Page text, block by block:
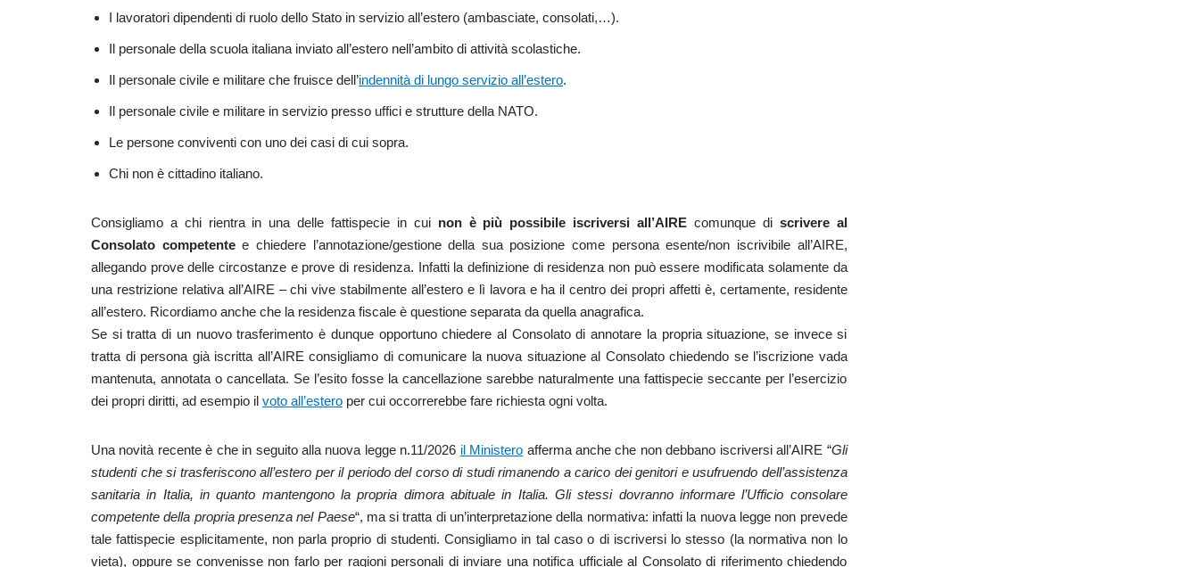
I lavoratori dipendenti di ruolo dello Stato in servizio all’estero (ambasciate, consolati,…).
Il personale della scuola italiana inviato all’estero nell’ambito di attività scolastiche.
Il personale civile e militare che fruisce dell’indennità di lungo servizio all’estero.
Il personale civile e militare in servizio presso uffici e strutture della NATO.
Le persone conviventi con uno dei casi di cui sopra.
Chi non è cittadino italiano.
Consigliamo a chi rientra in una delle fattispecie in cui non è più possibile iscriversi all’AIRE comunque di scrivere al
Consolato competentee chiedere l’annotazione/gestione della sua posizione come persona esente/non iscrivibile all’AIRE,
allegando prove delle circostanze e prove di residenza. Infatti la definizione di residenza non può essere modificata solamente da
una restrizione relativa all’AIRE – chi vive stabilmente all’estero e lì lavora e ha il centro dei propri affetti è, certamente, residente
all’estero. Ricordiamo anche che la residenza fiscale è questione separata da quella anagrafica.
Se si tratta di un nuovo trasferimento è dunque opportuno chiedere al Consolato di annotare la propria situazione, se invece si
tratta di persona già iscritta all’AIRE consigliamo di comunicare la nuova situazione al Consolato chiedendo se l’iscrizione vada
mantenuta, annotata o cancellata. Se l’esito fosse la cancellazione sarebbe naturalmente una fattispecie seccante per l’esercizio
dei propri diritti, ad esempio il voto all’estero per cui occorrerebbe fare richiesta ogni volta.
Una novità recente è che in seguito alla nuova legge n.11/2026 il Ministero afferma anche che non debbano iscriversi all’AIRE “Gli
studenti che si trasferiscono all’estero per il periodo del corso di studi rimanendo a carico dei genitori e usufruendo dell’assistenza
sanitaria in Italia, in quanto mantengono la propria dimora abituale in Italia. Gli stessi dovranno informare l’Ufficio consolare
competente della propria presenza nel Paese“, ma si tratta di un’interpretazione della normativa: infatti la nuova legge non prevede
tale fattispecie esplicitamente, non parla proprio di studenti. Consigliamo in tal caso o di iscriversi lo stesso (la normativa non lo
vieta), oppure se convenisse non farlo per ragioni personali di inviare una notifica ufficiale al Consolato di riferimento chiedendo